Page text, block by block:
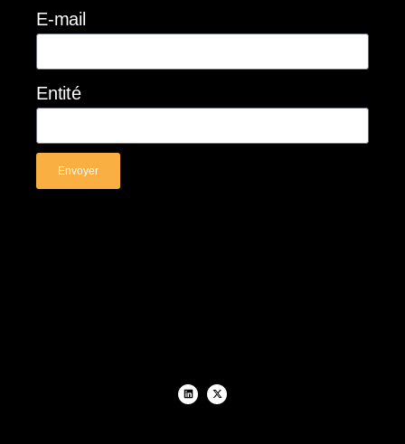
E-mail
Entité
Envoyer